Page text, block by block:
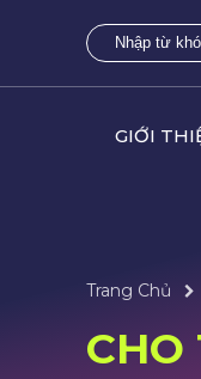
GIỚI
Trang Chủ
CHO